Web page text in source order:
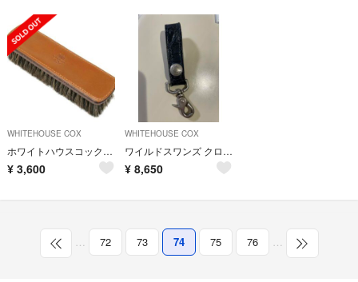
WHITEHOUSE COX
ホワイトハウスコックス S9169 Whitehousecox ブライドルレザー
¥ 3,600
WHITEHOUSE COX
ワイルドスワンズ クロコ キーリング キーホルダー WILD SWANS
¥ 8,650
… 72 73 74 75 76 …